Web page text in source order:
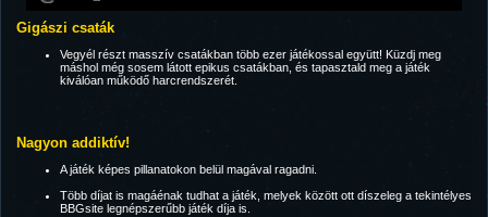
Gigászi csaták
Vegyél részt masszív csatákban több ezer játékossal együtt! Küzdj meg
máshol még sosem látott epikus csatákban, és tapasztald meg a játék
kiválóan működő harcrendszerét.
Nagyon addiktív!
A játék képes pillanatokon belül magával ragadni.
Több díjat is magáénak tudhat a játék, melyek között ott díszeleg a tekintélyes
BBGsite legnépszerűbb játék díja is.